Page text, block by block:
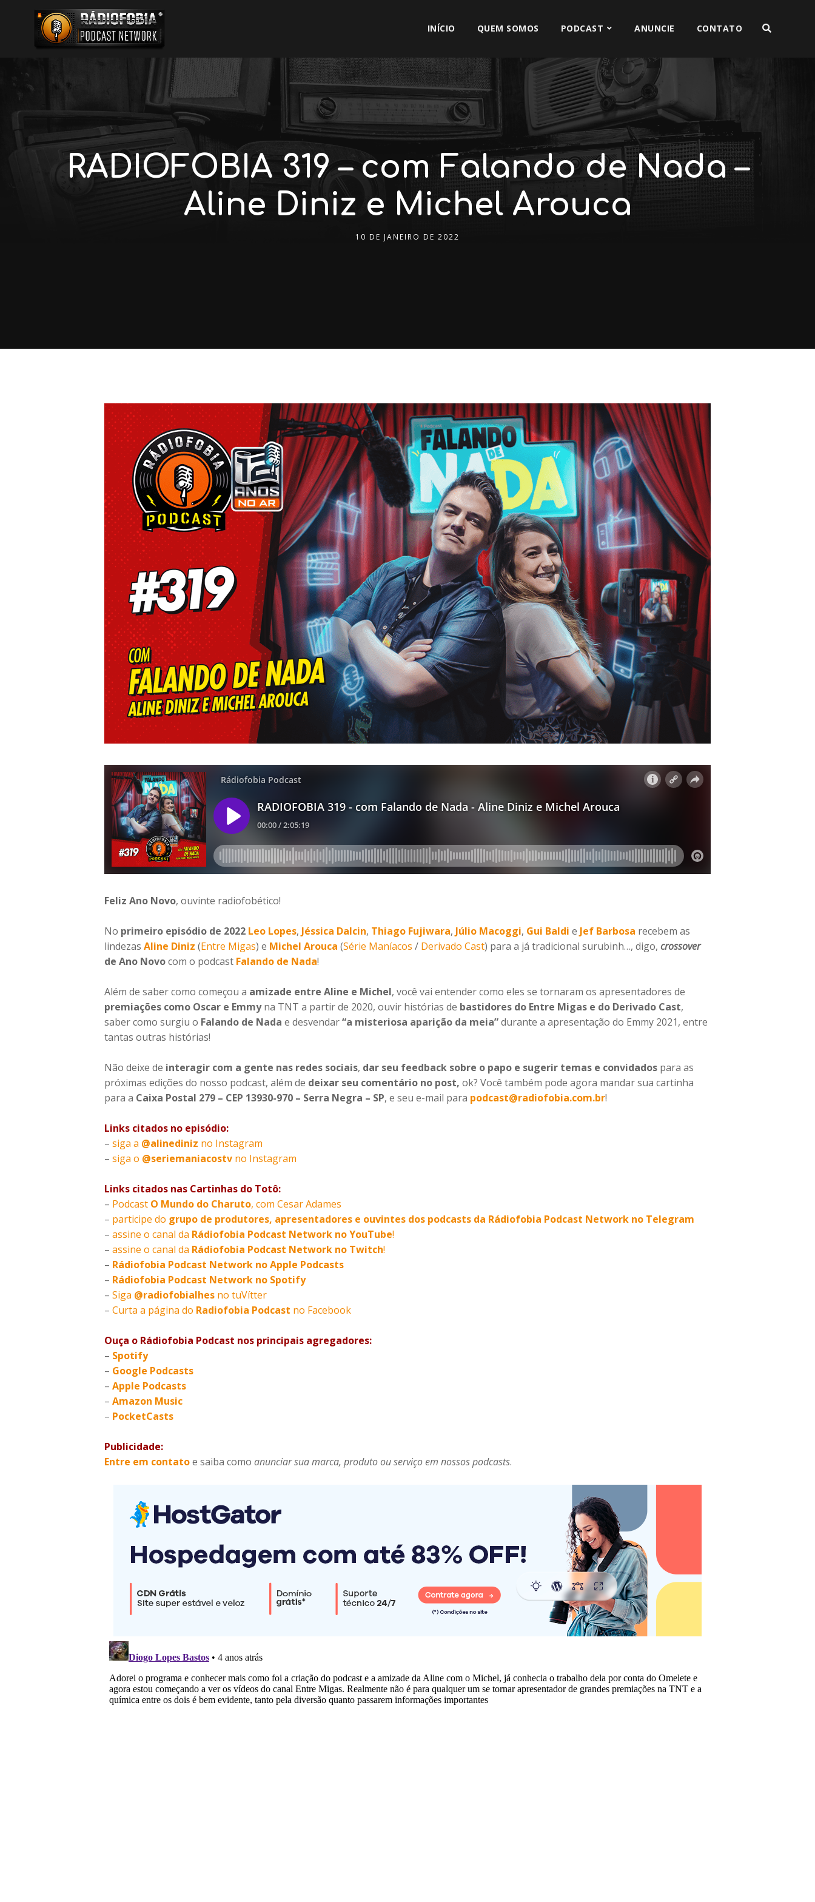
INÍCIO QUEM SOMOS PODCAST ANUNCIE CONTATO
RADIOFOBIA 319 – com Falando de Nada –
Aline Diniz e Michel Arouca
10 DE JANEIRO DE 2022
Feliz Ano Novo, ouvinte radiofobético!
No primeiro episódio de 2022 Leo Lopes, Jéssica Dalcin, Thiago Fujiwara, Júlio Macoggi, Gui Baldi e Jef Barbosa recebem as
lindezas Aline Diniz (Entre Migas) e Michel Arouca (Série Maníacos / Derivado Cast) para a já tradicional surubinh…, digo, crossover
de Ano Novocom o podcast Falando de Nada!
Além de saber como começou a amizade entre Aline e Michel, você vai entender como eles se tornaram os apresentadores de
premiações como Oscar e Emmyna TNT a partir de 2020, ouvir histórias de bastidores do Entre Migas e do Derivado Cast,
saber como surgiu o Falando de Nada e desvendar“a misteriosa aparição da meia”durante a apresentação do Emmy 2021, entre
tantas outras histórias!
Não deixe de interagir com a gente nas redes sociais, dar seu feedback sobre o papo e sugerir temas e convidados para as
próximas edições do nosso podcast, além de deixar seu comentário no post, ok? Você também pode agora mandar sua cartinha
para a Caixa Postal 279 – CEP 13930-970 – Serra Negra – SP, e seu e-mail para podcast@radiofobia.com.br!
Links citados no episódio:
– siga a @alinediniz no Instagram
– siga o @seriemaniacostv no Instagram
Links citados nas Cartinhas do Totô:
– Podcast O Mundo do Charuto, com Cesar Adames
– participe do grupo de produtores, apresentadores e ouvintes dos podcasts da Rádiofobia Podcast Network no Telegram
– assine o canal da Rádiofobia Podcast Network no YouTube!
– assine o canal da Rádiofobia Podcast Network no Twitch!
– Rádiofobia Podcast Network no Apple Podcasts
– Rádiofobia Podcast Network no Spotify
– Siga @radiofobialhes no tuVítter
– Curta a página do Radiofobia Podcast no Facebook
Ouça o Rádiofobia Podcast nos principais agregadores:
– Spotify
– Google Podcasts
– Apple Podcasts
– Amazon Music
– PocketCasts
Publicidade:
Entre em contatoe saiba como anunciar sua marca, produto ou serviço em nossos podcasts.